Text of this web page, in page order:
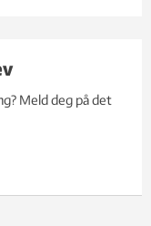
Meld deg på det